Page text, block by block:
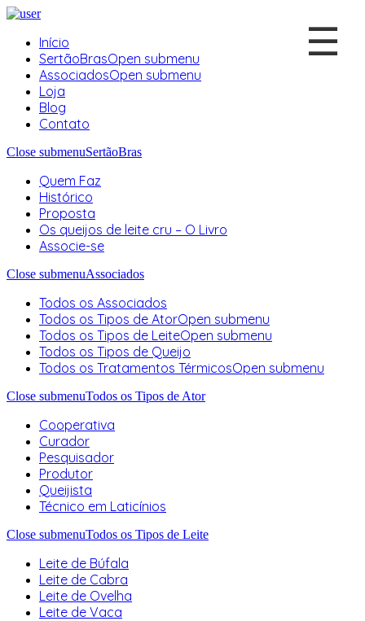
Início
SertãoBrasOpen submenu
AssociadosOpen submenu
Loja
Blog
Contato
Close submenuSertãoBras
Quem Faz
Histórico
Proposta
Os queijos de leite cru – O Livro
Associe-se
Close submenuAssociados
Todos os Associados
Todos os Tipos de AtorOpen submenu
Todos os Tipos de LeiteOpen submenu
Todos os Tipos de Queijo
Todos os Tratamentos TérmicosOpen submenu
Close submenuTodos os Tipos de Ator
Cooperativa
Curador
Pesquisador
Produtor
Queijista
Técnico em Laticínios
Close submenuTodos os Tipos de Leite
Leite de Búfala
Leite de Cabra
Leite de Ovelha
Leite de Vaca
☰